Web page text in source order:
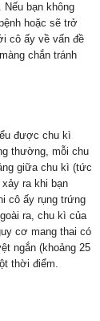
bạn không
hoặc sẽ trở
cô ấy về vấn đề
chắn tránh
được chu kì
thường, mỗi chu
giữa chu kì (tức
ra khi bạn
cô ấy rụng trứng
ra, chu kì của
cơ mang thai có
ngắn (khoảng 25
thời điểm.